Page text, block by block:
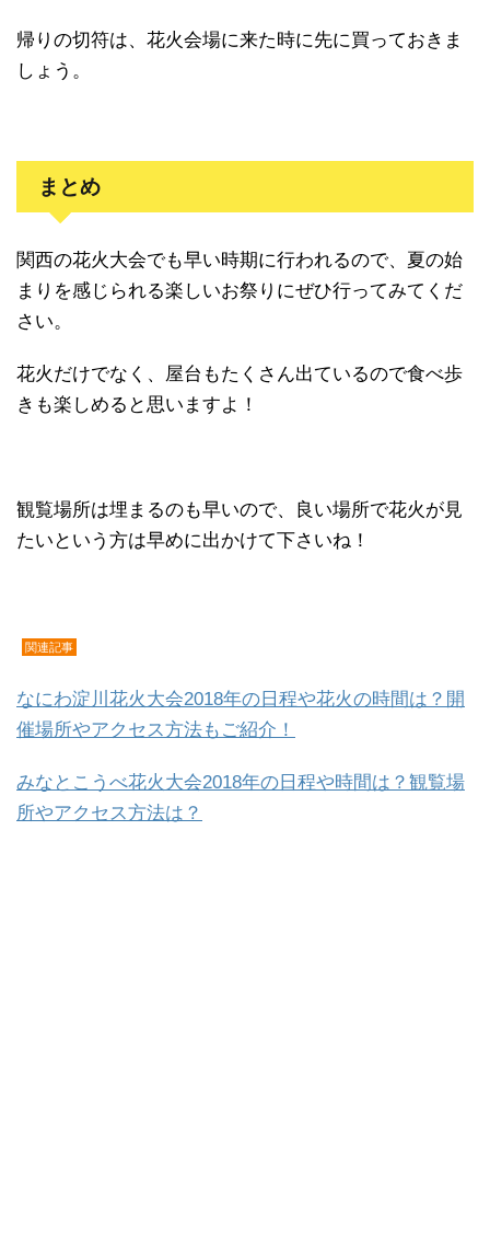
帰りの切符は、花火会場に来た時に先に買っておきま
しょう。
まとめ
関西の花火大会でも早い時期に行われるので、夏の始
まりを感じられる楽しいお祭りにぜひ行ってみてくだ
さい。
花火だけでなく、屋台もたくさん出ているので食べ歩
きも楽しめると思いますよ！
観覧場所は埋まるのも早いので、良い場所で花火が見
たいという方は早めに出かけて下さいね！
関連記事
なにわ淀川花火大会2018年の日程や花火の時間は？開
催場所やアクセス方法もご紹介！
みなとこうべ花火大会2018年の日程や時間は？観覧場
所やアクセス方法は？